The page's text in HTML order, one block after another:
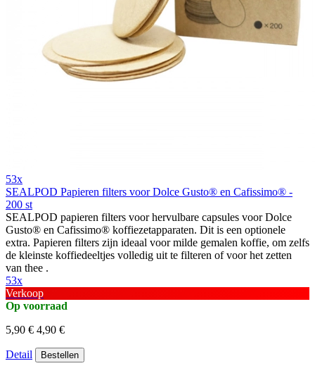
53x
SEALPOD Papieren filters voor Dolce Gusto® en Cafissimo® -
200 st
SEALPOD papieren filters voor hervulbare capsules voor Dolce
Gusto® en Cafissimo® koffiezetapparaten. Dit is een optionele
extra. Papieren filters zijn ideaal voor milde gemalen koffie, om zelfs
de kleinste koffiedeeltjes volledig uit te filteren of voor het zetten
van thee .
53x
Verkoop
Op voorraad
5,90 € 4,90 €
Detail Bestellen